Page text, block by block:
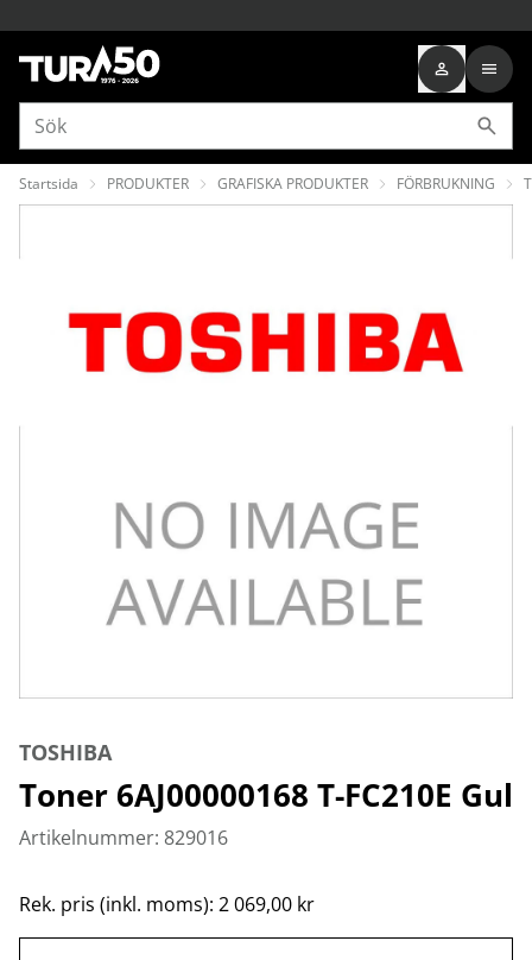
Startsida PRODUKTER GRAFISKA PRODUKTER FÖRBRUKNING
TOSHIBA
Toner 6AJ00000168 T-FC210E Gul
Artikelnummer: 829016
Rek. pris (inkl. moms): 2 069,00 kr